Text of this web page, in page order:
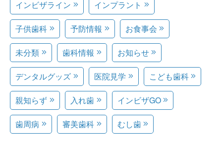
インビザライン インプラント
子供歯科 予防情報 お食事会
未分類 歯科情報 お知らせ
デンタルグッズ 医院見学 こども歯科
親知らず 入れ歯 インビザGO
歯周病 審美歯科 むし歯